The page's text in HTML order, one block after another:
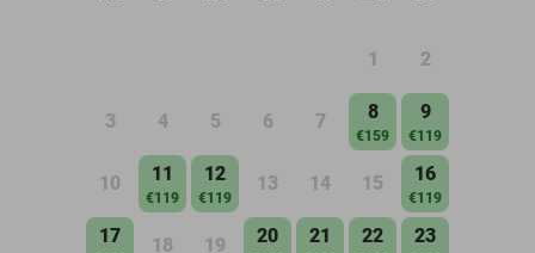
1 2
3 4 5 6 7 8
€159
9
€119
10 11
€119
12
€119
13 14 15 16
€119
17 18 19 20 21 22 23